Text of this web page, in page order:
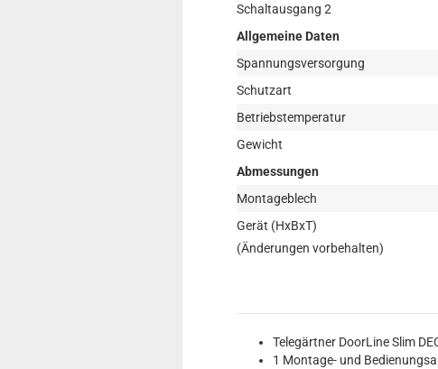
Schaltausgang 2
Allgemeine Daten
Spannungsversorgung
Schutzart
Betriebstemperatur
Gewicht
Abmessungen
Montageblech
Gerät (HxBxT)
(Änderungen vorbehalten)
Telegärtner DoorLine Slim
1 Montage- und